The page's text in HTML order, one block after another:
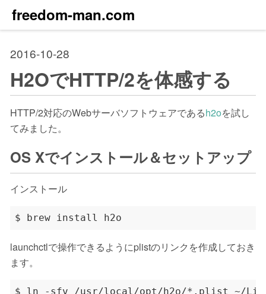
freedom-man.com
2016-10-28
H2OでHTTP/2を体感する
HTTP/2対応のWebサーバソフトウェアであるh2oを試し
てみました。
OS Xでインストール＆セットアップ
インストール
launchctlで操作できるようにplistのリンクを作成しておき
ます。